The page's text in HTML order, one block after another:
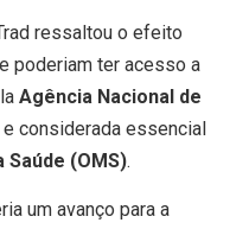
ressaltou o efeito
poderiam ter acesso a
Agência Nacional de
considerada essencial
Saúde (OMS).
um avanço para a